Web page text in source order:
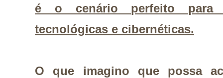
é o cenário perfeito para
tecnológicas e cibernéticas.
O que imagino que possa